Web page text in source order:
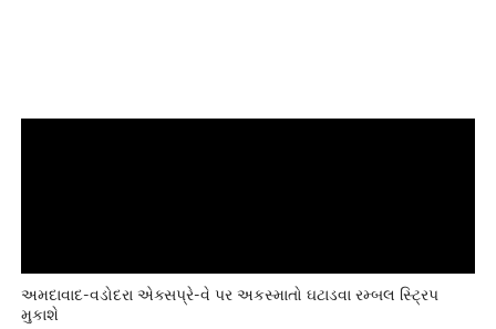
અમદાવાદ-વડોદરા એક્સપ્રે-વે પર અકસ્માતો ઘટાડવા રમ્બલ સ્ટ્રિપ
મુકાશે